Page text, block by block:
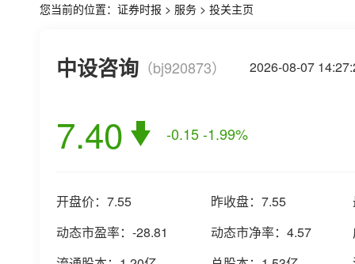
您当前的位置： 证券时报 > 服务 > 投关主页
中设咨询 （bj920873） 2026-08-07
7.40 -0.15-1.99%
开盘价： 7.55 昨收盘： 7.55
动态市盈率： -28.81 动态市净率： 4.57